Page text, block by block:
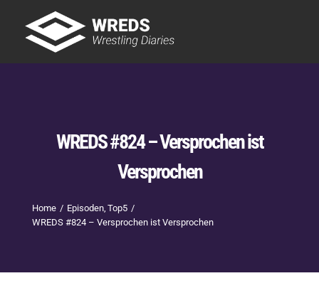
content
WREDS #824 – Versprochen ist
Versprochen
Home Episoden Top5
WREDS #824 – Versprochen ist Versprochen